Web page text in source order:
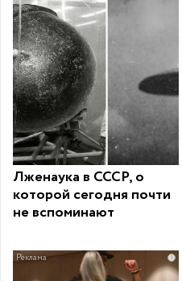
Лженаука в СССР, о
которой сегодня почти
не вспоминают
i